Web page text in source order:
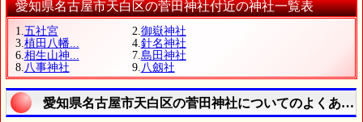
愛知県名古屋市天白区の菅田神社付近の神社一覧表
1.五社宮 2.御嶽神社
3.植田八幡... 4.針名神社
6.相生山神... 7.島田神社
8.八事神社 9.八劔社
愛知県名古屋市天白区の菅田神社についてのよくある